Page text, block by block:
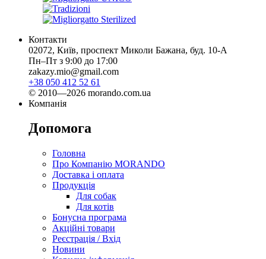
Контакти
02072, Київ, проспект Миколи Бажана, буд. 10-А
Пн–Пт з 9:00 до 17:00
zakazy.mio@gmail.com
+38 050 412 52 61
© 2010—2026 morando.com.ua
Компанія
Допомога
Головна
Про Компанію MORANDO
Доставка і оплата
Продукція
Для собак
Для котів
Бонусна програма
Акційні товари
Реєстрація / Вхід
Новини